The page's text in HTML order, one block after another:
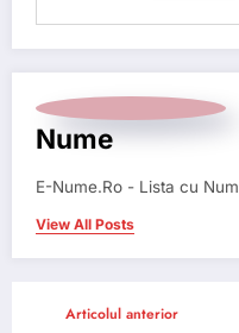
Nume
E-Nume.Ro - Lista cu
View All Posts
Articolul anterior